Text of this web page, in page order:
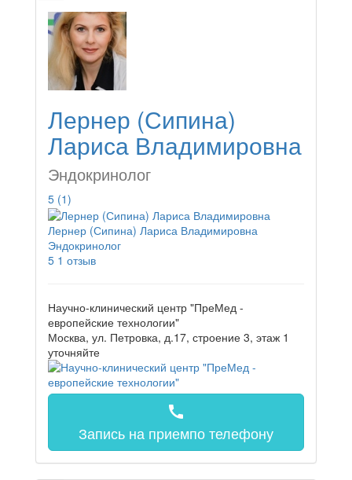
Лернер (Сипина)
Лариса Владимировна
Эндокринолог
5 (1)
Лернер (Сипина) Лариса Владимировна
Эндокринолог
5 1 отзыв
Научно-клинический центр "ПреМед -
европейские технологии"
Москва, ул. Петровка, д.17, строение 3, этаж 1
уточняйте
call
Запись на приемпо телефону